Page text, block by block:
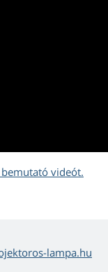
videót.
lampa.hu